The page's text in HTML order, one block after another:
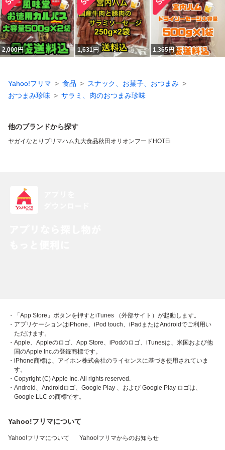
2,000円 1,631円 1,365円
Yahoo!フリマ 食品
スナック、お菓子、おつまみ
おつまみ珍味
サラミ、肉のおつまみ珍味
他のブランドから探す
ヤガイなとり プリマハム丸大食品秋田オリオンフード HOTEi
・「App Store」ボタンを押すとiTunes （外部サイト）が起動します。
・アプリケーションはiPhone、iPod touch、iPadまたはAndroidでご利用い
ただけます。
・Apple、Appleのロゴ、App Store、iPodのロゴ、iTunesは、米国および他
国のApple Inc.の登録商標です。
・iPhone商標は、アイホン株式会社のライセンスに基づき使用されていま
す。
・Copyright (C) Apple Inc. All rights reserved.
・Android、Androidロゴ、Google Play 、および Google Play ロゴは、
Google LLC の商標です。
Yahoo!フリマについて
Yahoo!フリマについて Yahoo!フリマからのお知らせ